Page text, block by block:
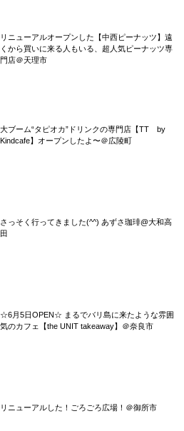
リニューアルオープンした【中西ピーナッツ】遠
くから買いに来る人もいる、超人気ピーナッツ専
門店＠天理市
大ブーム“タピオカ”ドリンクの専門店【TT by
Kindcafe】オープンしたよ〜＠広陵町
さっそく行ってきました(^^) あずさ珈琲@大和高
田
☆6月5日OPEN☆ まるでバリ島に来たような雰囲
気のカフェ【the UNIT takeaway】＠奈良市
リニューアルした！ごろごろ広場！＠御所市